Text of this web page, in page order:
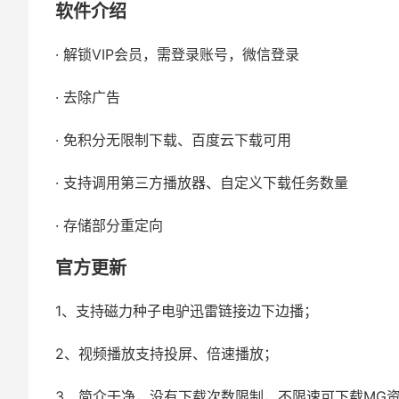
软件介绍
· 解锁VIP会员，需登录账号，微信登录
· 去除广告
· 免积分无限制下载、百度云下载可用
· 支持调用第三方播放器、自定义下载任务数量
· 存储部分重定向
官方更新
1、支持磁力种子电驴迅雷链接边下边播；
2、视频播放支持投屏、倍速播放；